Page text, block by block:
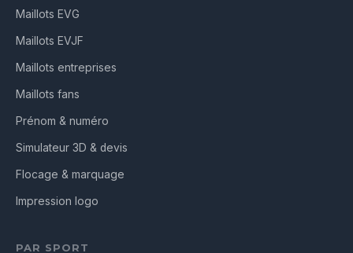
Maillots EVG
Maillots EVJF
Maillots entreprises
Maillots fans
Prénom & numéro
Simulateur 3D & devis
Flocage & marquage
Impression logo
PAR SPORT